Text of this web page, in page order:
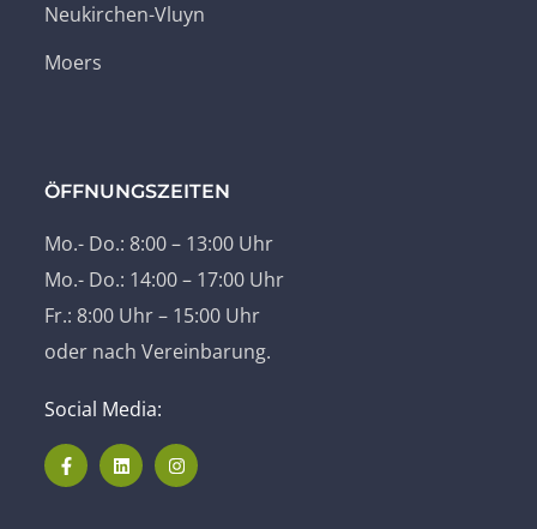
Neukirchen-Vluyn
Moers
ÖFFNUNGSZEITEN
Mo.- Do.: 8:00 – 13:00 Uhr
Mo.- Do.: 14:00 – 17:00 Uhr
Fr.: 8:00 Uhr – 15:00 Uhr
oder nach Vereinbarung.
Social Media: